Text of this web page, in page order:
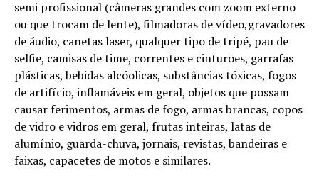
semi profissional (câmeras grandes com zoom externo
ou que trocam de lente), filmadoras de vídeo,gravadores
de áudio, canetas laser, qualquer tipo de tripé, pau de
selfie, camisas de time, correntes e cinturões, garrafas
plásticas, bebidas alcóolicas, substâncias tóxicas, fogos
de artifício, inflamáveis em geral, objetos que possam
causar ferimentos, armas de fogo, armas brancas, copos
de vidro e vidros em geral, frutas inteiras, latas de
alumínio, guarda-chuva, jornais, revistas, bandeiras e
faixas, capacetes de motos e similares.